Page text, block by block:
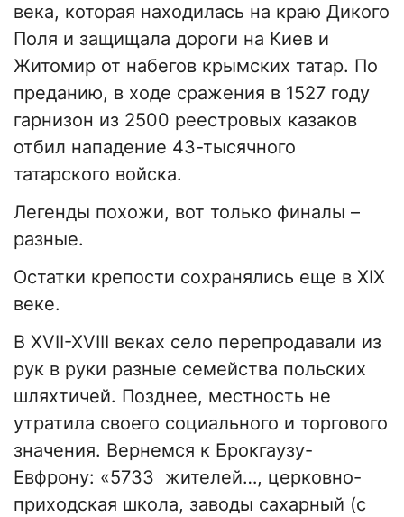
века, которая находилась на краю Дикого
Поля и защищала дороги на Киев и
Житомир от набегов крымских татар. По
преданию, в ходе сражения в 1527 году
гарнизон из 2500 реестровых казаков
отбил нападение 43-тысячного
татарского войска.
Легенды похожи, вот только финалы –
разные.
Остатки крепости сохранялись еще в ХІХ
веке.
В XVII-XVIII веках село перепродавали из
рук в руки разные семейства польских
шляхтичей. Позднее, местность не
утратила своего социального и торгового
значения. Вернемся к Брокгаузу-
Евфрону: «5733 жителей…, церковно-
приходская школа, заводы сахарный (с